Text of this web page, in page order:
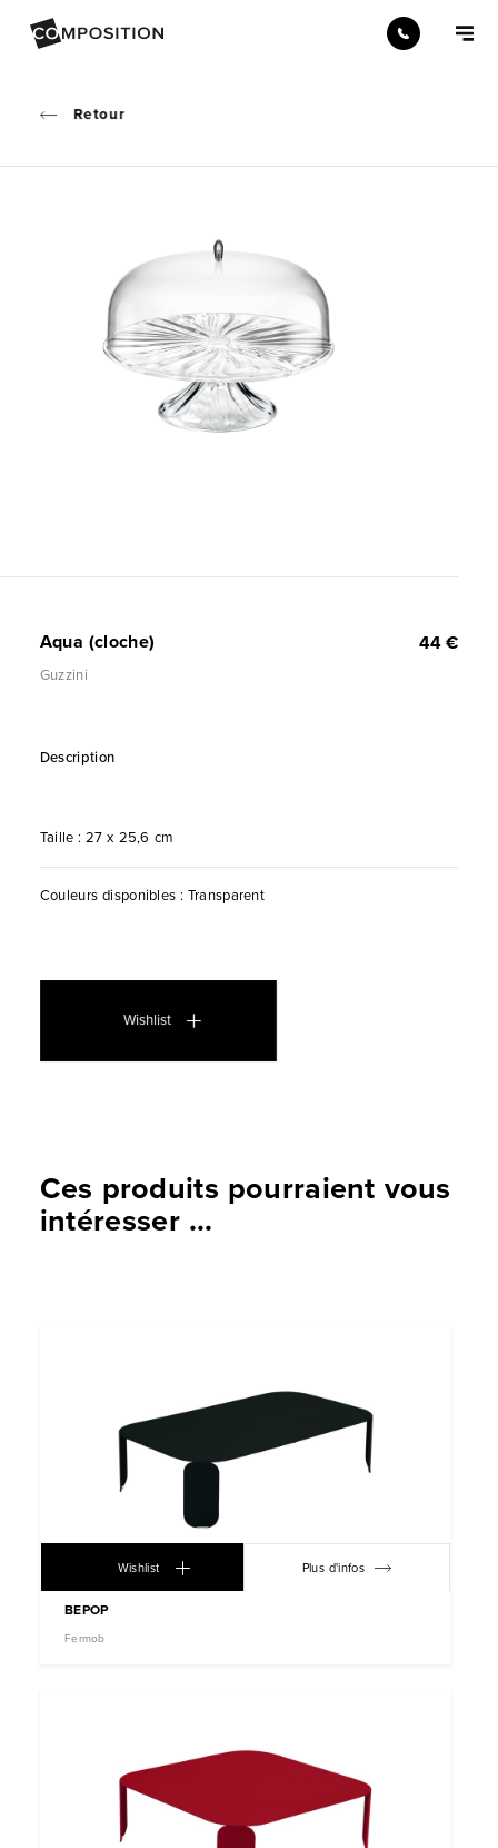
Retour
Aqua (cloche) 44 €
Guzzini
Description
Taille : 27 x 25,6 cm
Couleurs disponibles : Transparent
Wishlist
Ces produits pourraient vous
intéresser ...
Wishlist Plus d'infos
BEPOP
Fermob